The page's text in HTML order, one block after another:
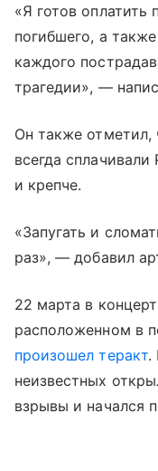
«Я готов оплатить
погибшего, а
каждого
трагедии», —
Он также отметил,
всегда
и крепче.
«Запугать и
раз», — добавил
22 марта в
расположенном в
произошел теракт.
неизвестных
взрывы и начался